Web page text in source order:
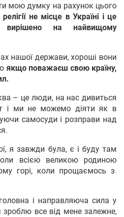
мою думку на рахунок цього
не місце в Україні і це
на найвищому
нашої держави, хороші вони
якщо поважаєш свою країну,
– це люди, на нас дивиться
і ми не можемо діяти як в
самосуди і розправи над
я завжди була, є і буду там
всією великою родиною
горі, коли прощаємось з
і направляюча сила у
зроблю все від мене залежне,